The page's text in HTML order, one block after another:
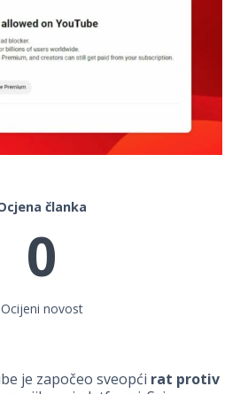
članka
0
Ocijeni novost
je započeo sveopći rat protiv